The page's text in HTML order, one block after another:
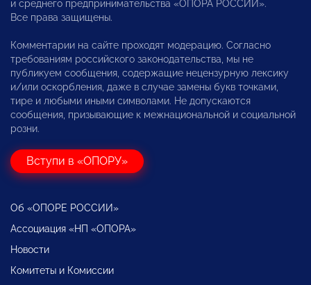
и среднего предпринимательства «ОПОРА РОССИИ».
Все права защищены.
Комментарии на сайте проходят модерацию. Согласно
требованиям российского законодательства, мы не
публикуем сообщения, содержащие нецензурную лексику
и/или оскорбления, даже в случае замены букв точками,
тире и любыми иными символами. Не допускаются
сообщения, призывающие к межнациональной и социальной
розни.
Вступи в «ОПОРУ»
Об «ОПОРЕ РОССИИ»
Ассоциация «НП «ОПОРА»
Новости
Комитеты и Комиссии